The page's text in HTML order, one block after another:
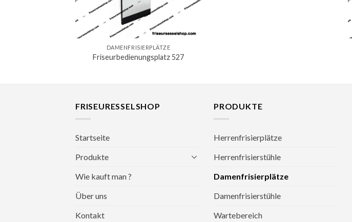
DAMENFRISIERPLÄTZE
Friseurbedienungsplatz 527
FRISEURESSELSHOP
Startseite
Produkte
Wie kauft man ?
Über uns
Kontakt
PRODUKTE
Herrenfrisierplätze
Herrenfrisierstühle
Damenfrisierplätze
Damenfrisierstühle
Wartebereich